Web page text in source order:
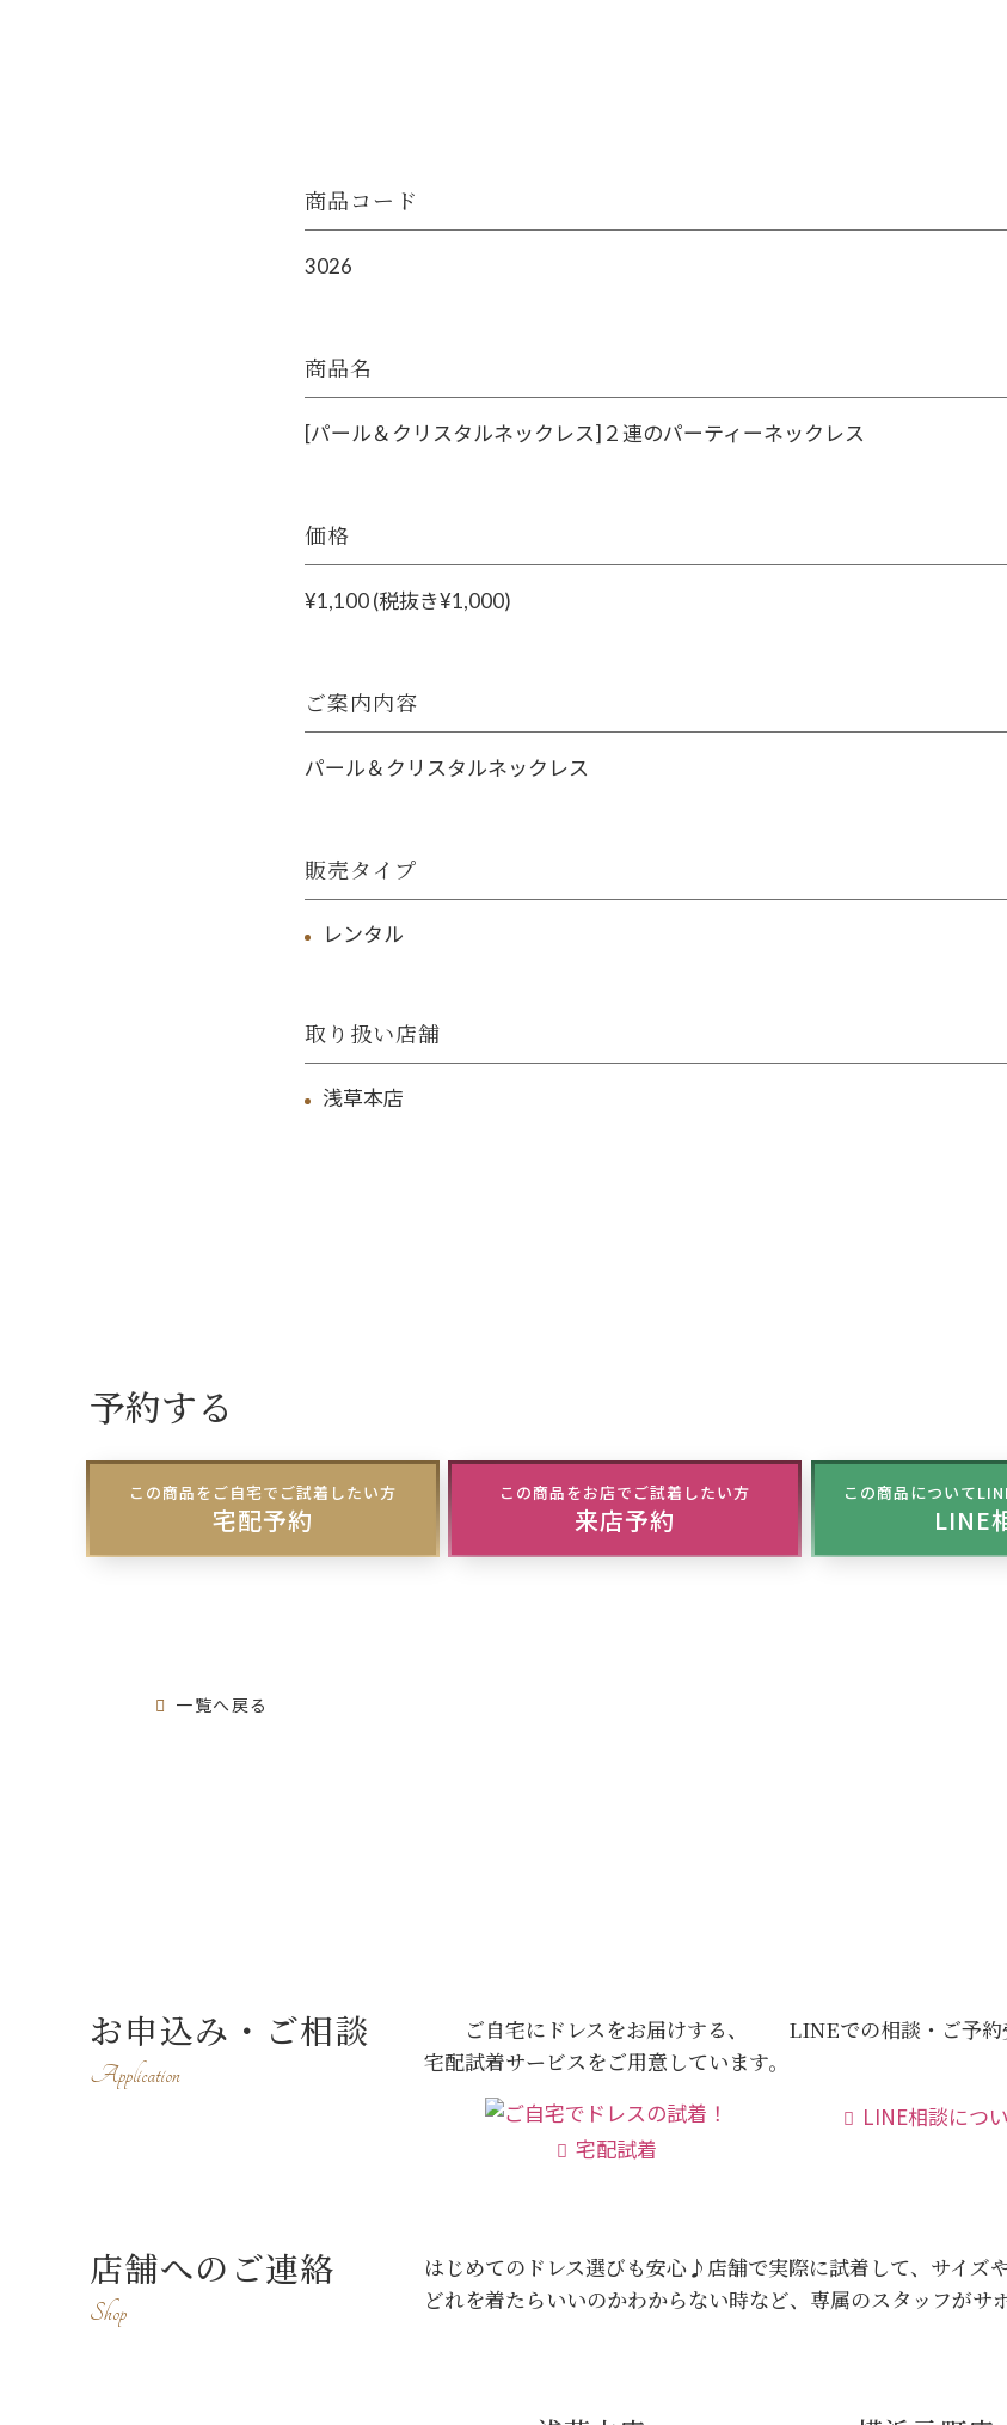
商品コード
3026
商品名
[パール＆クリスタルネックレス]２連のパーティーネックレス
価格
¥1,100 (税抜き¥1,000)
ご案内内容
パール＆クリスタルネックレス
販売タイプ
レンタル
取り扱い店舗
浅草本店
予約する
この商品をご自宅でご試着したい方
宅配予約
この商品をお店でご試着したい方
来店予約
この商品について
LINE
一覧へ戻る
お申込み・ご相談
Application
ご自宅にドレスをお届けする、
宅配試着サービスをご用意しています。
宅配試着
LINEでの相談・ご予約
LINE相談につ
店舗へのご連絡
Shop
はじめてのドレス選びも安心♪ 店舗で実際に試着して、サイズ
どれを着たらいいのかわからない時など、専属のスタッフがサ